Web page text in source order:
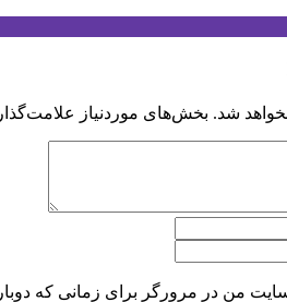
شد. بخش‌های موردنیاز
من در مرورگر برای زمانی که